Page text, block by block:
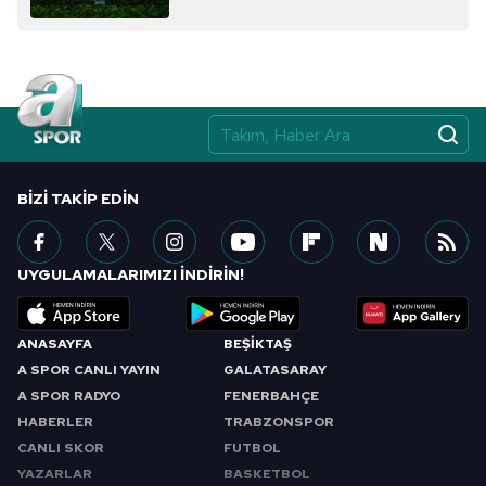
ANASAYFA
A SPOR CANLI YAYIN
A SPOR RADYO
HABERLER
CANLI SKOR
YAZARLAR
BEŞİKTAŞ
GALATASARAY
FENERBAHÇE
TRABZONSPOR
FUTBOL
BASKETBOL
BIZI TAKIP EDIN
UYGULAMALARIMIZI İNDİRİN!